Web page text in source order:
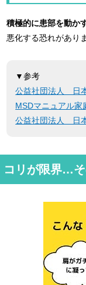
積極的に患部を動か
悪化する恐れがあり
▼参考
公益社団法人 日
MSDマニュアル
公益社団法人 日
コリが限界…そ